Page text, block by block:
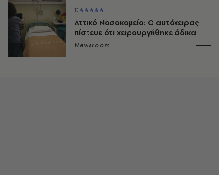
ΕΛΛΑΔΑ
Αττικό Νοσοκομείο: Ο αυτόχειρας
πίστευε ότι χειρουργήθηκε άδικα
Newsroom